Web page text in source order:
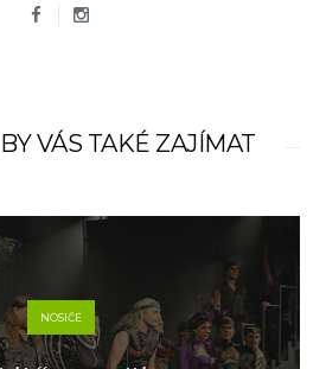
VÁS TAKÉ ZAJÍMAT
NOSIČE